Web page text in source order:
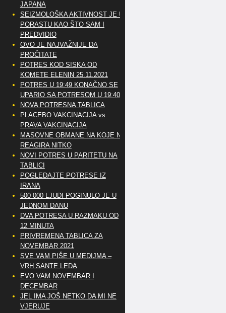
JAPANA
SEIZMOLOŠKA AKTIVNOST JE U
PORASTU KAO ŠTO SAM I
PREDVIDIO
OVO JE NAJVAŽNIJE DA
PROČITATE
POTRES KOD SISKA OD
KOMETE ELENIN 25.11.2021
POTRES U 19:49 KONAČNO SE
UPARIO SA POTRESOM U 19:40
NOVA POTRESNA TABLICA
PLACEBO VAKCINACIJA vs
PRAVA VAKCINACIJA
MASOVNE OBMANE NA KOJE NE
REAGIRA NITKO
NOVI POTRES U PARITETU NA
TABLICI
POGLEDAJTE POTRESE IZ
IRANA
500 000 LJUDI POGINULO JE U
JEDNOM DANU
DVA POTRESA U RAZMAKU OD
12 MINUTA
PRIVREMENA TABLICA ZA
NOVEMBAR 2021
SVE VAM PIŠE U MEDIJMA –
VRH SANTE LEDA
EVO VAM NOVEMBAR I
DECEMBAR
JEL IMA JOŠ NETKO DA MI NE
VJERUJE